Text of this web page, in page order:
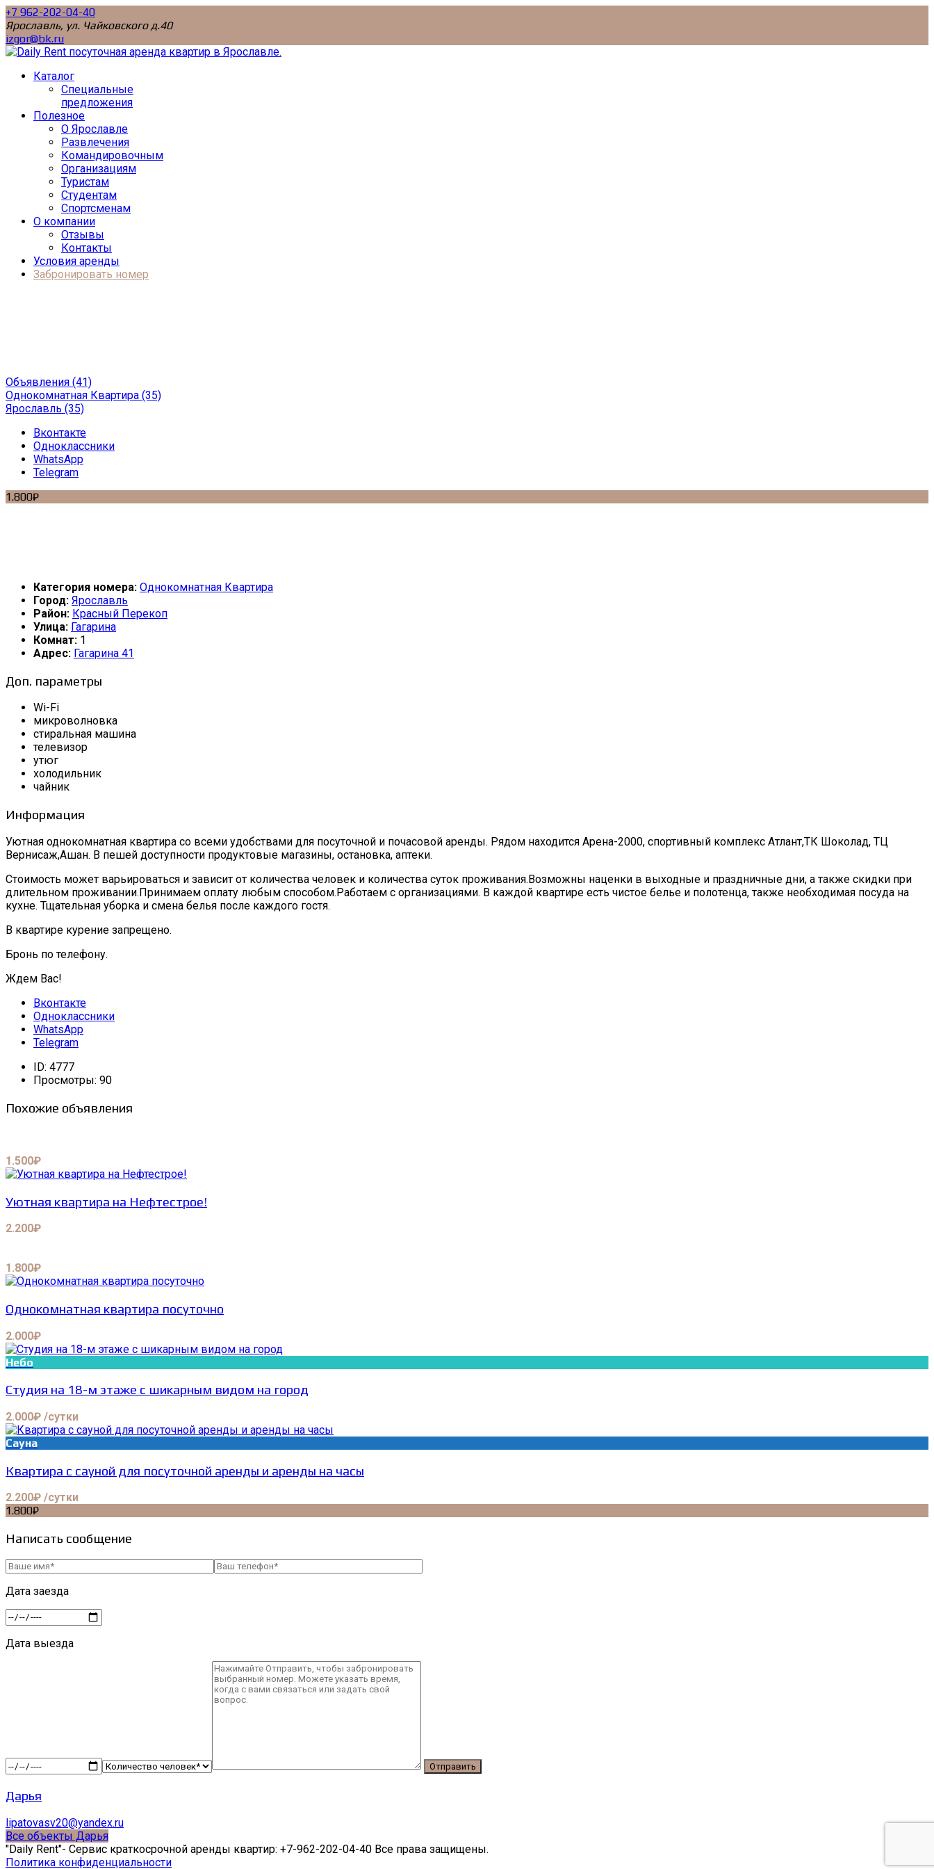
+7 962-202-04-40
Ярославль, ул. Чайковского д.40
izgor@bk.ru
Каталог
Специальные
предложения
Полезное
О Ярославле
Развлечения
Командировочным
Организациям
Туристам
Студентам
Спортсменам
О компании
Отзывы
Контакты
Условия аренды
Забронировать номер
Объявления (41)
Однокомнатная Квартира (35)
Ярославль (35)
Вконтакте
Одноклассники
WhatsApp
Telegram
1.800₽
Категория номера: Однокомнатная Квартира
Город: Ярославль
Район: Красный Перекоп
Улица: Гагарина
Комнат: 1
Адрес: Гагарина 41
Доп. параметры
Wi-Fi
микроволновка
стиральная машина
телевизор
утюг
холодильник
чайник
Информация
Уютная однокомнатная квартира со всеми удобствами для посуточной и почасовой аренды. Рядом находится Арена-2000, спортивный комплекс Атлант,ТК Шоколад, ТЦ
Вернисаж,Ашан. В пешей доступности продуктовые магазины, остановка, аптеки.
Стоимость может варьироваться и зависит от количества человек и количества суток проживания.Возможны наценки в выходные и праздничные дни, а также скидки при
длительном проживании.Принимаем оплату любым способом.Работаем с организациями. В каждой квартире есть чистое белье и полотенца, также необходимая посуда на
кухне. Тщательная уборка и смена белья после каждого гостя.
В квартире курение запрещено.
Бронь по телефону.
Ждем Вас!
Вконтакте
Одноклассники
WhatsApp
Telegram
ID: 4777
Просмотры: 90
Похожие объявления
1.500₽
Уютная квартира на Нефтестрое!
2.200₽
1.800₽
Однокомнатная квартира посуточно
2.000₽
Небо
Студия на 18-м этаже с шикарным видом на город
2.000₽ /сутки
Сауна
Квартира с сауной для посуточной аренды и аренды на часы
2.200₽ /сутки
1.800₽
Написать сообщение
Дата заезда
Дата выезда
Дарья
lipatovasv20@yandex.ru
Все объекты Дарья
"Daily Rent"- Сервис краткосрочной аренды квартир: +7-962-202-04-40 Все права защищены.
Политика конфиденциальности